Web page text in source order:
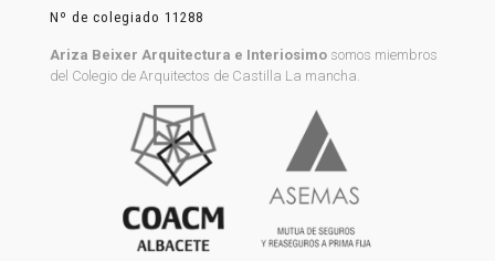
Nº de colegiado 11288
Ariza Beixer Arquitectura e Interiosimo somos miembros
del Colegio de Arquitectos de Castilla La mancha.